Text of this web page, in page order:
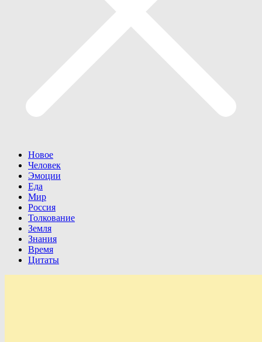
Новое
Человек
Эмоции
Еда
Мир
Россия
Толкование
Земля
Знания
Время
Цитаты